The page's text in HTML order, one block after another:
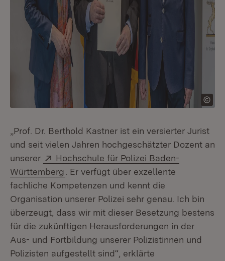
„Prof. Dr. Berthold Kastner ist ein versierter Jurist
und seit vielen Jahren hochgeschätzter Dozent an
unserer
Extern:
Hochschule für Polizei Baden-
Württemberg (Öffnet in neuem Fenster)
. Er verfügt über exzellente
fachliche Kompetenzen und kennt die
Organisation unserer Polizei sehr genau. Ich bin
überzeugt, dass wir mit dieser Besetzung bestens
für die zukünftigen Herausforderungen in der
Aus- und Fortbildung unserer Polizistinnen und
Polizisten aufgestellt sind“, erklärte